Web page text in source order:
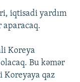
iqtisadi yardım
aparacaq.
Koreya
Bu kəmər
Koreyaya qaz